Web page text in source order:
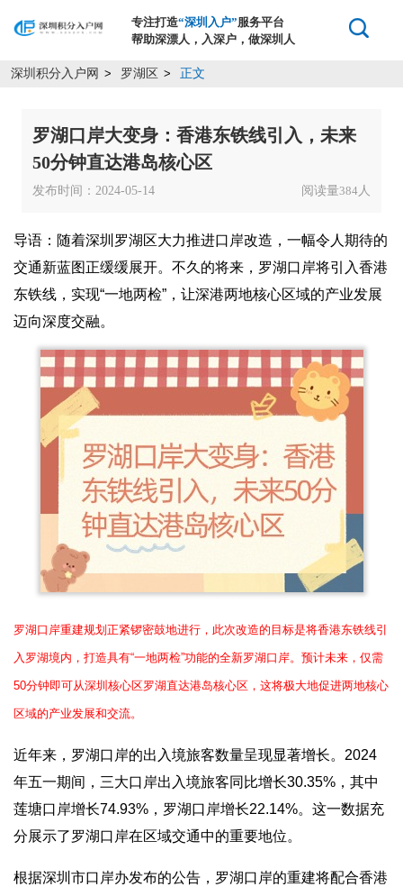
专注打造“深圳入户”服务平台
帮助深漂人，入深户，做深圳人
深圳积分入户网 > 罗湖区 > 正文
罗湖口岸大变身：香港东铁线引入，未来
50分钟直达港岛核心区
发布时间：2024-05-14 阅读量384 人
导语：随着深圳罗湖区大力推进口岸改造，一幅令人期待的
交通新蓝图正缓缓展开。不久的将来，罗湖口岸将引入香港
东铁线，实现“一地两检”，让深港两地核心区域的产业发展
迈向深度交融。
罗湖口岸重建规划正紧锣密鼓地进行，此次改造的目标是将香港东铁线引
入罗湖境内，打造具有“一地两检”功能的全新罗湖口岸。预计未来，仅需
50分钟即可从深圳核心区罗湖直达港岛核心区，这将极大地促进两地核心
区域的产业发展和交流。
近年来，罗湖口岸的出入境旅客数量呈现显著增长。2024
年五一期间，三大口岸出入境旅客同比增长30.35%，其中
莲塘口岸增长74.93%，罗湖口岸增长22.14%。这一数据充
分展示了罗湖口岸在区域交通中的重要地位。
根据深圳市口岸办发布的公告，罗湖口岸的重建将配合香港